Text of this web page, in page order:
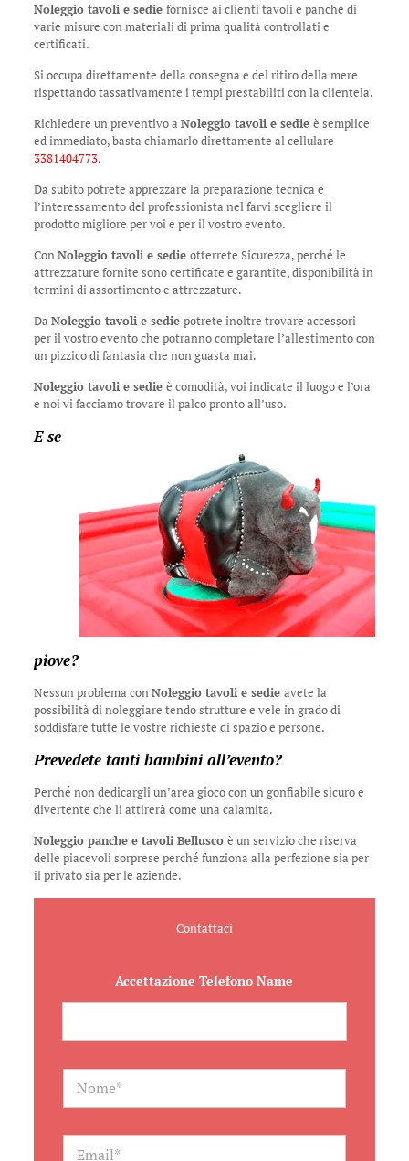
Noleggio tavoli e sedie fornisce ai clienti tavoli e panche di
varie misure con materiali di prima qualità controllati e
certificati.
Si occupa direttamente della consegna e del ritiro della mere
rispettando tassativamente i tempi prestabiliti con la clientela.
Richiedere un preventivo a Noleggio tavoli e sedie è semplice
ed immediato, basta chiamarlo direttamente al cellulare
3381404773.
Da subito potrete apprezzare la preparazione tecnica e
l’interessamento del professionista nel farvi scegliere il
prodotto migliore per voi e per il vostro evento.
ConNoleggio tavoli e sedie otterrete Sicurezza, perché le
attrezzature fornite sono certificate e garantite, disponibilità in
termini di assortimento e attrezzature.
Da Noleggio tavoli e sedie potrete inoltre trovare accessori
per il vostro evento che potranno completare l’allestimento con
un pizzico di fantasia che non guasta mai.
Noleggio tavoli e sedie è comodità, voi indicate il luogo e l’ora
e noi vi facciamo trovare il palco pronto all’uso.
E se
piove?
Nessun problema conNoleggio tavoli e sedie avete la
possibilità di noleggiare tendo strutture e vele in grado di
soddisfare tutte le vostre richieste di spazio e persone.
Prevedete tanti bambini all’evento?
Perché non dedicargli un’area gioco con un gonfiabile sicuro e
divertente che li attirerà come una calamita.
Noleggio panche e tavoli Bellusco è un servizio che riserva
delle piacevoli sorprese perché funziona alla perfezione sia per
il privato sia per le aziende.
Contattaci
Accettazione Telefono Name
N
m
*E